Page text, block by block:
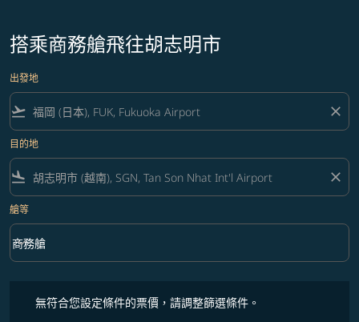
搭乘商務艙飛往胡志明市
出發地
flight_takeoff close
目的地
flight_land close
艙等
艙等 option 商務艙 Selected
商務艙
keyboard_arrow_down
無符合您設定條件的票價，請調整篩選條件。